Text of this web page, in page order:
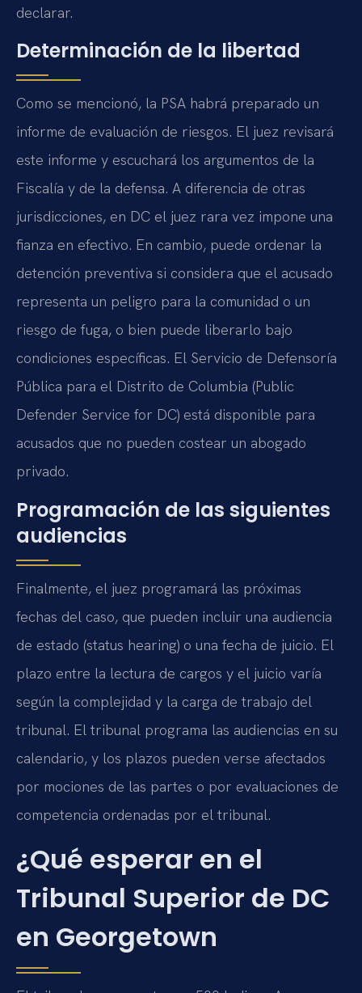
declarar.
Determinación de la libertad
Como se mencionó, la PSA habrá preparado un
informe de evaluación de riesgos. El juez revisará
este informe y escuchará los argumentos de la
Fiscalía y de la defensa. A diferencia de otras
jurisdicciones, en DC el juez rara vez impone una
fianza en efectivo. En cambio, puede ordenar la
detención preventiva si considera que el acusado
representa un peligro para la comunidad o un
riesgo de fuga, o bien puede liberarlo bajo
condiciones específicas. El Servicio de Defensoría
Pública para el Distrito de Columbia (Public
Defender Service for DC) está disponible para
acusados que no pueden costear un abogado
privado.
Programación de las siguientes
audiencias
Finalmente, el juez programará las próximas
fechas del caso, que pueden incluir una audiencia
de estado (status hearing) o una fecha de juicio. El
plazo entre la lectura de cargos y el juicio varía
según la complejidad y la carga de trabajo del
tribunal. El tribunal programa las audiencias en su
calendario, y los plazos pueden verse afectados
por mociones de las partes o por evaluaciones de
competencia ordenadas por el tribunal.
¿Qué esperar en el
Tribunal Superior de DC
en Georgetown